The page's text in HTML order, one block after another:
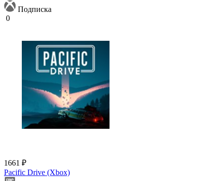
Подписка
0
1661 ₽
Pacific Drive (Xbox)